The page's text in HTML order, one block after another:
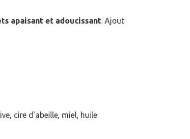
apaisant et adoucissant . Ajout
cire d’abeille, miel, huile